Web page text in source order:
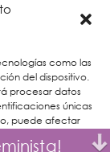
como las
del dispositivo.
procesar datos
únicas
puede afectar
la
y/o
en